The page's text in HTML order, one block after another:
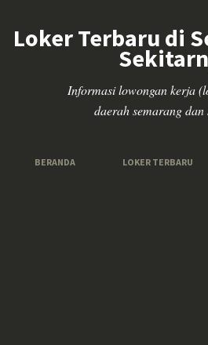
Loker Terbaru di
Informasi lowongan kerja
daerah semarang dan
BERANDA LOKER TERBARU